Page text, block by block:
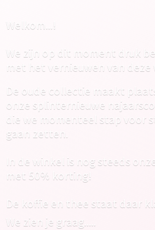
Welkom...!
We zijn op dit moment druk
met het vernieuwen van deze
De oude collectie maakt
onze splinternieuwe
die we momenteel stap voor
gaan zetten.
In de winkel is nog steeds
met 50% korting!
De koffie en thee staat daar
We zien je graag.....